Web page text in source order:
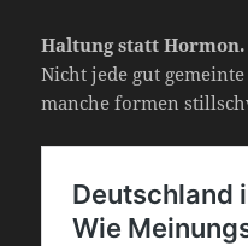
Haltung statt Hormon.
Nicht jede gut
manche formen